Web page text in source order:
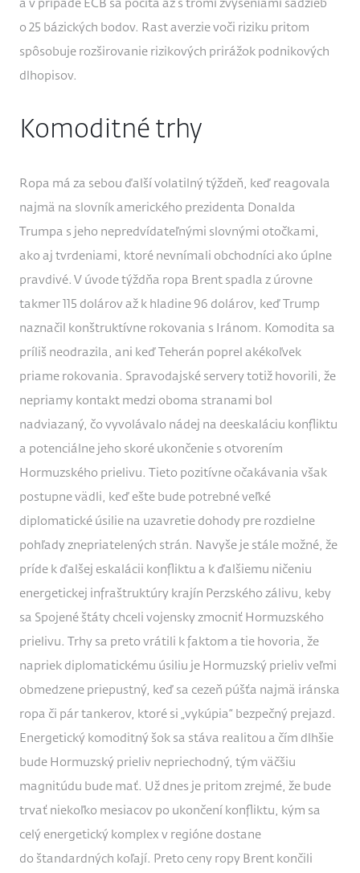
a v prípade ECB sa počíta až s tromi zvýšeniami sadzieb
o 25 bázických bodov. Rast averzie voči riziku pritom
spôsobuje rozširovanie rizikových prirážok podnikových
dlhopisov.
Komoditné trhy
Ropa má za sebou ďalší volatilný týždeň, keď reagovala
najmä na slovník amerického prezidenta Donalda
Trumpa s jeho nepredvídateľnými slovnými otočkami,
ako aj tvrdeniami, ktoré nevnímali obchodníci ako úplne
pravdivé. V úvode týždňa ropa Brent spadla z úrovne
takmer 115 dolárov až k hladine 96 dolárov, keď Trump
naznačil konštruktívne rokovania s Iránom. Komodita sa
príliš neodrazila, ani keď Teherán poprel akékoľvek
priame rokovania. Spravodajské servery totiž hovorili, že
nepriamy kontakt medzi oboma stranami bol
nadviazaný, čo vyvolávalo nádej na deeskaláciu konfliktu
a potenciálne jeho skoré ukončenie s otvorením
Hormuzského prielivu. Tieto pozitívne očakávania však
postupne vädli, keď ešte bude potrebné veľké
diplomatické úsilie na uzavretie dohody pre rozdielne
pohľady znepriatelených strán. Navyše je stále možné, že
príde k ďalšej eskalácii konfliktu a k ďalšiemu ničeniu
energetickej infraštruktúry krajín Perzského zálivu, keby
sa Spojené štáty chceli vojensky zmocniť Hormuzského
prielivu. Trhy sa preto vrátili k faktom a tie hovoria, že
napriek diplomatickému úsiliu je Hormuzský prieliv veľmi
obmedzene priepustný, keď sa cezeň púšťa najmä iránska
ropa či pár tankerov, ktoré si „vykúpia“ bezpečný prejazd.
Energetický komoditný šok sa stáva realitou a čím dlhšie
bude Hormuzský prieliv nepriechodný, tým väčšiu
magnitúdu bude mať. Už dnes je pritom zrejmé, že bude
trvať niekoľko mesiacov po ukončení konfliktu, kým sa
celý energetický komplex v regióne dostane
do štandardných koľají. Preto ceny ropy Brent končili